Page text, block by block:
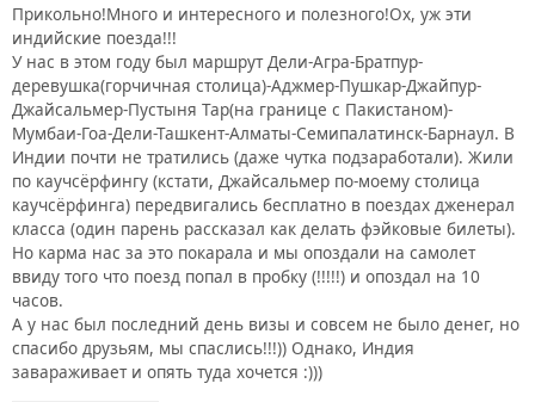
Прикольно!Много и интересного и полезного!Ох, уж эти
индийские поезда!!!
У нас в этом году был маршрут Дели-Агра-Братпур-
деревушка(горчичная столица)-Аджмер-Пушкар-Джайпур-
Джайсальмер-Пустыня Тар(на границе с Пакистаном)-
Мумбаи-Гоа-Дели-Ташкент-Алматы-Семипалатинск-Барнаул. В
Индии почти не тратились (даже чутка подзаработали). Жили
по каучсёрфингу (кстати, Джайсальмер по-моему столица
каучсёрфинга) передвигались бесплатно в поездах дженерал
класса (один парень рассказал как делать фэйковые билеты).
Но карма нас за это покарала и мы опоздали на самолет
ввиду того что поезд попал в пробку (!!!!!) и опоздал на 10
часов.
А у нас был последний день визы и совсем не было денег, но
спасибо друзьям, мы спаслись!!!)) Однако, Индия
завараживает и опять туда хочется :)))